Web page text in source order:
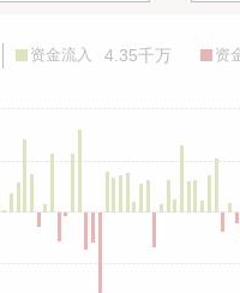
资金流入 4.35千万 资